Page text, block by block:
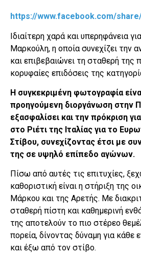
https://www.facebook.com/
Ιδιαίτερη χαρά και υπερηφάνεια
Μαρκούλη, η οποία συνεχίζει την
και επιβεβαιώνει τη σταθερή της
κορυφαίες επιδόσεις της
Η συγκεκριμένη φωτογραφία
προηγούμενη διοργάνωση στην
εξασφαλίσει και την πρόκριση
στο Ριέτι της Ιταλίας για το
Στίβου, συνεχίζοντας έτσι με
της σε υψηλό επίπεδο αγώνων.
Πίσω από αυτές τις επιτυχίες,
καθοριστική είναι η στήριξη της
Μάρκου και της Αρετής. Με
σταθερή πίστη και καθημερινή
της αποτελούν το πιο στέρεο
πορεία, δίνοντας δύναμη για κάθε
και έξω από τον στίβο.